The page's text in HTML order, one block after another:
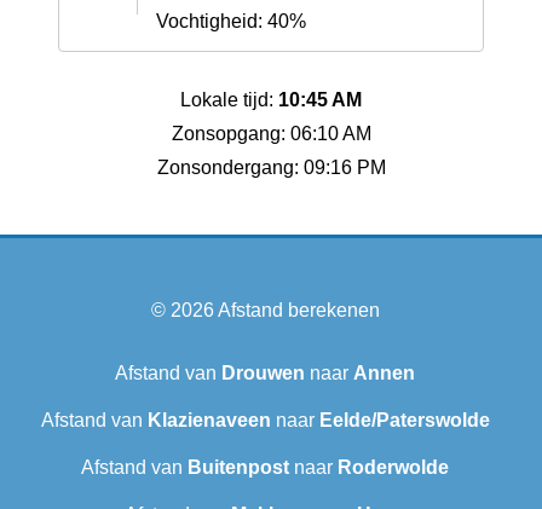
Vochtigheid: 40%
Lokale tijd: 10:45 AM
Zonsopgang: 06:10 AM
Zonsondergang: 09:16 PM
© 2026Afstand berekenen
Afstand van Drouwen naar Annen
Afstand van Klazienaveen naar Eelde/Paterswolde
Afstand van Buitenpost naar Roderwolde